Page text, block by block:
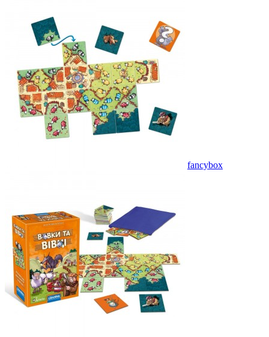
fancybox